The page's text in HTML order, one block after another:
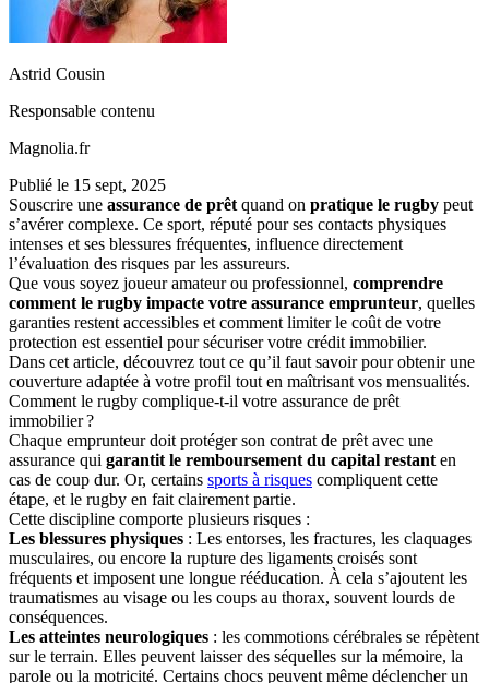
Astrid Cousin
Responsable contenu
Magnolia.fr
Publié le 15 sept, 2025
Souscrire une assurance de prêt quand on pratique le rugby peut
s’avérer complexe. Ce sport, réputé pour ses contacts physiques
intenses et ses blessures fréquentes, influence directement
l’évaluation des risques par les assureurs.
Que vous soyez joueur amateur ou professionnel, comprendre
comment le rugby impacte votre assurance emprunteur, quelles
garanties restent accessibles et comment limiter le coût de votre
protection est essentiel pour sécuriser votre crédit immobilier.
Dans cet article, découvrez tout ce qu’il faut savoir pour obtenir une
couverture adaptée à votre profil tout en maîtrisant vos mensualités.
Comment le rugby complique-t-il votre assurance de prêt
immobilier ?
Chaque emprunteur doit protéger son contrat de prêt avec une
assurance qui garantit le remboursement du capital restant en
cas de coup dur. Or, certains sports à risques compliquent cette
étape, et le rugby en fait clairement partie.
Cette discipline comporte plusieurs risques :
Les blessures physiques : Les entorses, les fractures, les claquages
musculaires, ou encore la rupture des ligaments croisés sont
fréquents et imposent une longue rééducation. À cela s’ajoutent les
traumatismes au visage ou les coups au thorax, souvent lourds de
conséquences.
Les atteintes neurologiques : les commotions cérébrales se répètent
sur le terrain. Elles peuvent laisser des séquelles sur la mémoire, la
parole ou la motricité. Certains chocs peuvent même déclencher un